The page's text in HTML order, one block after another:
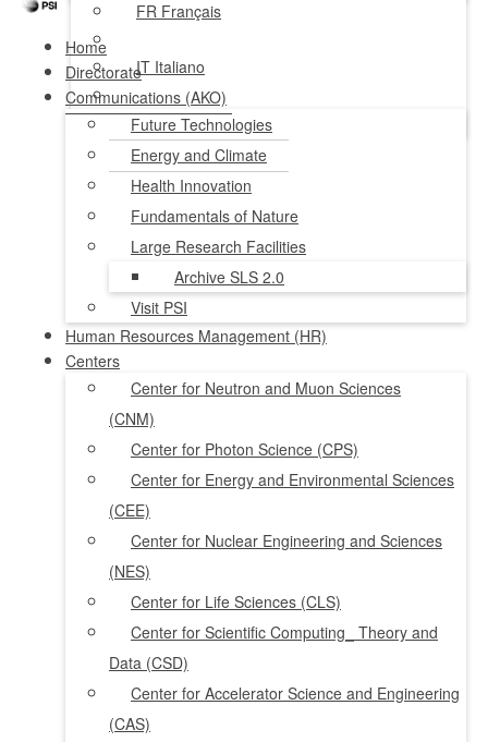
FR Français
IT Italiano
NL Nederlands
Home
Directorate
Communications (AKO)
Future Technologies
Energy and Climate
Health Innovation
Fundamentals of Nature
Large Research Facilities
Archive SLS 2.0
Visit PSI
Human Resources Management (HR)
Centers
Center for Neutron and Muon Sciences
(CNM)
Center for Photon Science (CPS)
Center for Energy and Environmental Sciences
(CEE)
Center for Nuclear Engineering and Sciences
(NES)
Center for Life Sciences (CLS)
Center for Scientific Computing_ Theory and
Data (CSD)
Center for Accelerator Science and Engineering
(CAS)